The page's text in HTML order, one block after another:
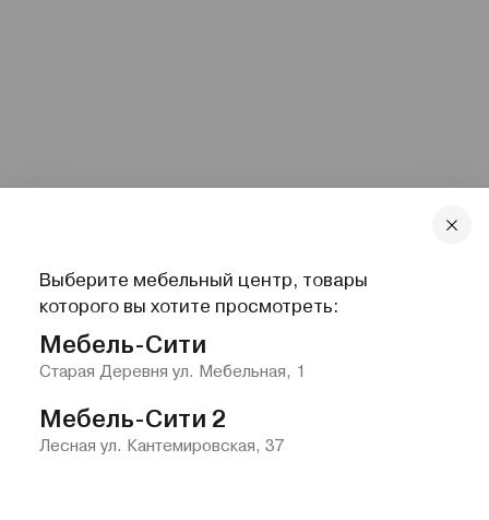
Выберите мебельный центр, товары
которого вы хотите просмотреть:
Мебель-Сити
Старая Деревня ул. Мебельная, 1
Мебель-Сити 2
Лесная ул. Кантемировская, 37